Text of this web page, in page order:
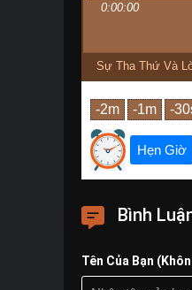
0:00:00
Sự Tha Thứ Và
Hẹn Giờ
Bình
Tên Của Bạn